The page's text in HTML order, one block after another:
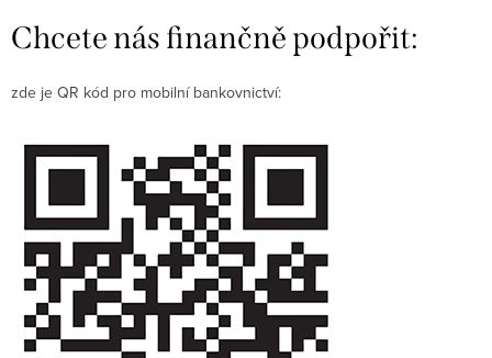
Chcete nás finančně podpořit:
zde je QR kód pro mobilní bankovnictví: